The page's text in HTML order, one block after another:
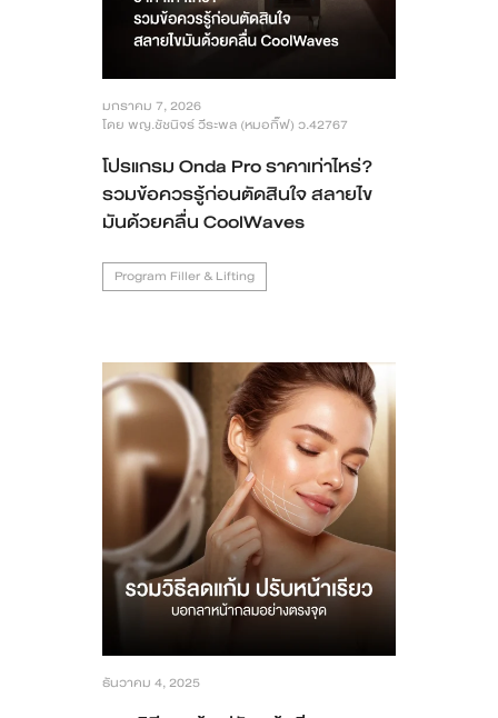
มกราคม 7, 2026
โดย พญ.ชัชนิจร์ วีระพล (หมอกิ๊ฟ) ว.42767
โปรแกรม Onda Pro ราคาเท่าไหร่?
รวมข้อควรรู้ก่อนตัดสินใจ สลายไข
มันด้วยคลื่น CoolWaves
Program Filler & Lifting
ธันวาคม 4, 2025